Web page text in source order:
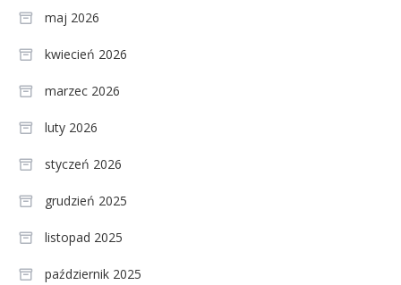
maj 2026
kwiecień 2026
marzec 2026
luty 2026
styczeń 2026
grudzień 2025
listopad 2025
październik 2025